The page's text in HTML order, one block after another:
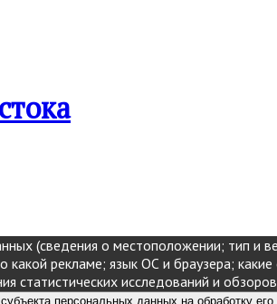
(сведения о местоположении; тип и
рекламе; язык ОС и браузера; какие
статистических исследований и
персональных данных на обработку